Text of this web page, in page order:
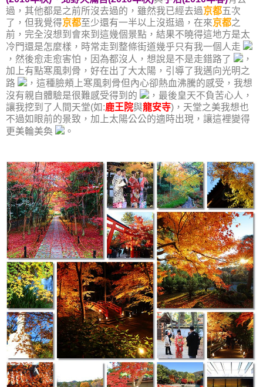
過，其他都是之前所沒去過的，雖然我已經去過京都五次
了，但我覺得京都至少還有一半以上沒逛過，在來京都之
前，完全沒想到會來到這幾個景點，結果不曉得這地方是太
冷門還是怎麼樣 ，時常走到 整條街道幾乎只有我一個人走
，然後愈走愈害怕，因為都沒人，想說是不是走錯路了
，
加上有點寒風刺骨，好在出了大太陽，引導了我邁向光明之
路
，這種臉頰上寒風刺骨但內心卻熱血沸騰的感受，我想
沒有親自體驗是很難感受得到的
，最後皇天不負苦心人，
讓我挖到了人間天堂(如:鹿王院與龍安寺)，天堂之美我想也
不過如眼前的景致，加上太陽公公的適時出現，讓這裡變得
更美輪美奐
。